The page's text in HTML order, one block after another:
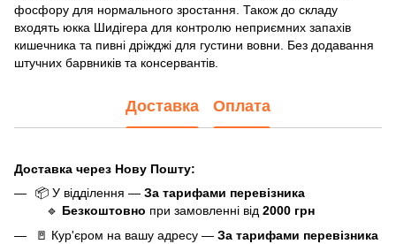
фосфору для нормального зростання. Також до складу
входять юкка Шидігера для контролю неприємних запахів
кишечника та пивні дріжджі для густини вовни. Без додавання
штучних барвників та консервантів.
Доставка Оплата
Доставка через Нову Пошту:
📦 У відділення — За тарифами перевізника
🔹 Безкоштовно при замовленні від 2000 грн
🚪 Кур'єром на вашу адресу — За тарифами перевізника